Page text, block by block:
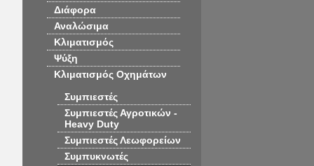
Διάφορα
Αναλώσιμα
Κλιματισμός
Ψύξη
Κλιματισμός Οχημάτων
Συμπιεστές
Συμπιεστές Αγροτικών -
Heavy Duty
Συμπιεστές Λεωφορείων
Συμπυκνωτές